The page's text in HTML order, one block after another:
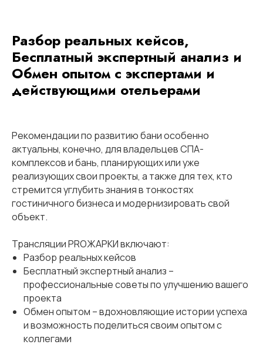
Разбор реальных кейсов,
Бесплатный экспертный анализ и
Обмен опытом с экспертами и
действующими отельерами
Рекомендации по развитию бани особенно
актуальны, конечно, для владельцев СПА-
комплексов и бань, планирующих или уже
реализующих свои проекты, а также для тех, кто
стремится углубить знания в тонкостях
гостиничного бизнеса и модернизировать свой
объект.
Трансляции PROЖАРКИ включают:
Разбор реальных кейсов
Бесплатный экспертный анализ –
профессиональные советы по улучшению вашего
проекта
Обмен опытом – вдохновляющие истории успеха
и возможность поделиться своим опытом с
коллегами